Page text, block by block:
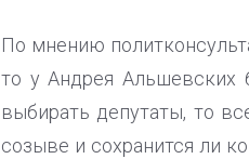
По мнению
то у Андрея Альшевских
выбирать депутаты, то
созыве и сохранится ли